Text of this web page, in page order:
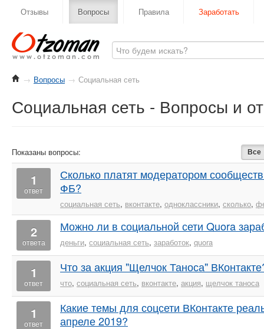
Отзывы Вопросы Правила Заработать
→ Вопросы → Социальная сеть
Социальная сеть - Вопросы и
Показаны вопросы: Все
1
ответ
Сколько платят модератором
ФБ?
социальная сеть, вконтакте, одноклассники, сколько,
2
ответа
Можно ли в социальной сети Quora
деньги, социальная сеть, заработок, quora
1
ответ
Что за акция "Щелчок Таноса"
что, социальная сеть, вконтакте, акция, щелчок таноса
1
ответ
Какие темы для соцсети ВКонтакте
апреле 2019?